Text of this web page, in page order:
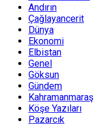
Andırın
Çağlayancerit
Dünya
Ekonomi
Elbistan
Genel
Göksun
Gündem
Kahramanmaraş
Köşe Yazıları
Pazarcık